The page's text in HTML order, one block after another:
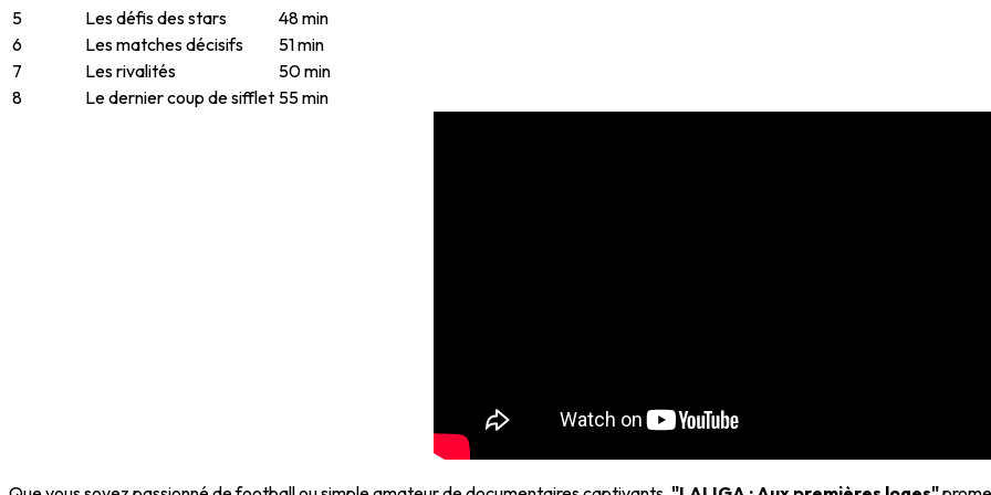
5
Les défis des stars
48 min
6
Les matches décisifs
51 min
7
Les rivalités
50 min
8
Le dernier coup de sifflet 55 min